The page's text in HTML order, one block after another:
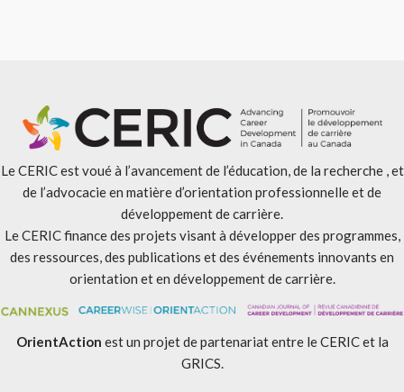
Le CERIC est voué à l’avancement de l’éducation, de la recherche , et
de l’advocacie en matière d’orientation professionnelle et de
développement de carrière.
Le CERIC finance des projets visant à développer des programmes,
des ressources, des publications et des événements innovants en
orientation et en développement de carrière.
OrientAction est un projet de partenariat entre le CERIC et la
GRICS.